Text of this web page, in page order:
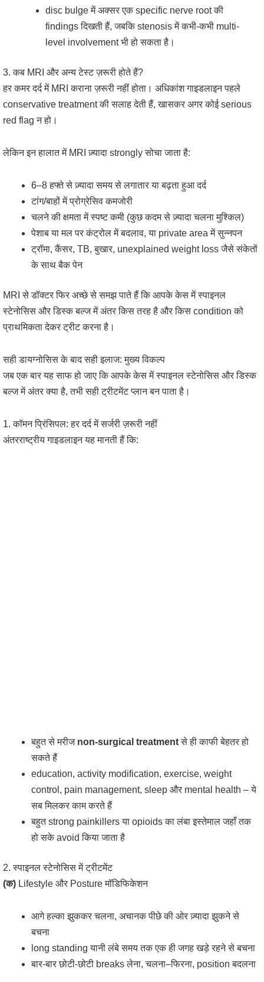
disc bulge में अक्सर एक specific nerve root की
findings दिखती हैं, जबकि stenosis में कभी-कभी multi-
level involvement भी हो सकता है।
3. कब MRI और अन्य टेस्ट ज़रूरी होते हैं?
हर कमर दर्द में MRI कराना ज़रूरी नहीं होता। अधिकांश गाइडलाइन पहले
conservative treatment की सलाह देती हैं, खासकर अगर कोई serious
red flag न हो।
लेकिन इन हालात में MRI ज़्यादा strongly सोचा जाता है:
6–8 हफ्ते से ज़्यादा समय से लगातार या बढ़ता हुआ दर्द
टांग/बाहों में प्रोग्रेसिव कमजोरी
चलने की क्षमता में स्पष्ट कमी (कुछ कदम से ज़्यादा चलना मुश्किल)
पेशाब या मल पर कंट्रोल में बदलाव, या private area में सुन्नपन
ट्रॉमा, कैंसर, TB, बुखार, unexplained weight loss जैसे संकेतों
के साथ बैक पेन
MRI से डॉक्टर फिर अच्छे से समझ पाते हैं कि आपके केस में स्पाइनल
स्टेनोसिस और डिस्क बल्ज में अंतर किस तरह है और किस condition को
प्राथमिकता देकर ट्रीट करना है।
सही डायग्नोसिस के बाद सही इलाज: मुख्य विकल्प
जब एक बार यह साफ हो जाए कि आपके केस में स्पाइनल स्टेनोसिस और डिस्क
बल्ज में अंतर क्या है, तभी सही ट्रीटमेंट प्लान बन पाता है।
1. कॉमन प्रिंसिपल: हर दर्द में सर्जरी ज़रूरी नहीं
अंतरराष्ट्रीय गाइडलाइन यह मानती हैं कि:
बहुत से मरीज non-surgical treatmentसे ही काफी बेहतर हो
सकते हैं
education, activity modification, exercise, weight
control, pain management, sleep और mental health – ये
सब मिलकर काम करते हैं
बहुत strong painkillers या opioids का लंबा इस्तेमाल जहाँ तक
हो सके avoid किया जाता है
2. स्पाइनल स्टेनोसिस में ट्रीटमेंट
(क) Lifestyle और Posture मॉडिफिकेशन
आगे हल्का झुककर चलना, अचानक पीछे की ओर ज़्यादा झुकने से
बचना
long standing यानी लंबे समय तक एक ही जगह खड़े रहने से बचना
बार-बार छोटी-छोटी breaks लेना, चलना–फिरना, position बदलना